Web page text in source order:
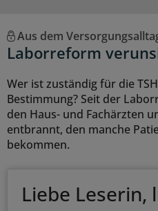
Aus dem
Laborreform
Wer ist zuständig für die
Bestimmung? Seit der
den Haus- und Fachärzten
entbrannt, den manche
bekommen.
Liebe Leserin,